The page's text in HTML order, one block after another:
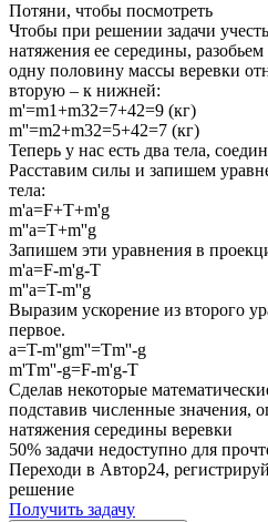
Потяни, чтобы посмотреть
Чтобы при решении задачи
натяжения ее середины,
одну половину массы веревки
вторую – к нижней:
m'=m1+m32=7+42=9 (кг)
m''=m2+m32=5+42=7 (кг)
Теперь у нас есть два тела,
Расставим силы и запишем
тела:
m'a=F+T+m'g
m''a=T+m''g
Запишем эти уравнения в
m'a=F-m'g-T
m''a=T-m''g
Выразим ускорение из второго
первое.
a=T-m''gm''=Tm''-g
m'Tm''-g=F-m'g-T
Сделав некоторые
подставив численные значения,
натяжения середины веревки
50% задачи недоступно для
Переходи в Автор24,
решение
Получить задачу